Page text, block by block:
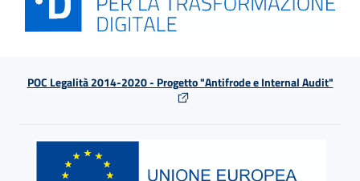
POC Legalità 2014-2020 - Progetto "Antifrode e Internal Audit"